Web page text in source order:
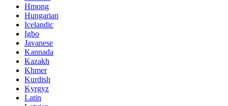
Hmong
Hungarian
Icelandic
Igbo
Javanese
Kannada
Kazakh
Khmer
Kurdish
Kyrgyz
Latin